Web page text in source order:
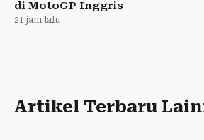
di MotoGP Inggris
21 jam lalu
Artikel Terbaru